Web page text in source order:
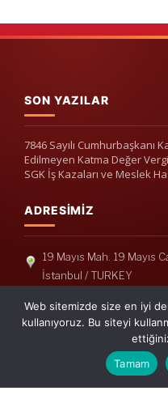
SON YAZILAR
7846 Sayılı Cumhurbaşkanı
Edilmeyen Katma Değer
SGK İş Kazaları ve Meslek
ADRESIMIZ
19 Mayıs Mah. 19 Mayıs
İstanbul / TURKEY
Telefon: +90(212) 240 33
Telefon: +90(212) 248
info@erisymm.com
Web sitemizde size en iyi
kullanıyoruz. Bu siteyi
Tamam